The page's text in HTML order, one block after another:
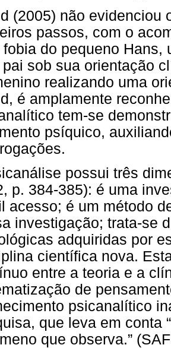
(2005) não evidenciou
passos, com o
fobia do pequeno Hans,
pai sob sua orientação
realizando uma
é amplamente
tem-se
psíquico,
possui três
p. 384-385): é uma
acesso; é um método
investigação; trata-se
adquiridas por
científica nova.
entre a teoria e a
de
psicanalítico
que leva em conta
que observa.”